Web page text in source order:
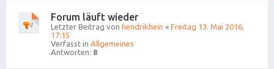
Forum läuft wieder
Letzter Beitrag von hendrikhein « Freitag 13. Mai 2016,
17:15
Verfasst in Allgemeines
Antworten: 8